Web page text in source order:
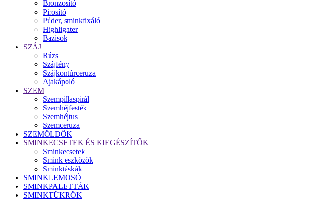
Bronzosító
Pirosító
Púder, sminkfixáló
Highlighter
Bázisok
SZÁJ
Rúzs
Szájfény
Szájkontúrceruza
Ajakápoló
SZEM
Szempillaspirál
Szemhéjfesték
Szemhéjtus
Szemceruza
SZEMÖLDÖK
SMINKECSETEK ÉS KIEGÉSZÍTŐK
Sminkecsetek
Smink eszközök
Sminktáskák
SMINKLEMOSÓ
SMINKPALETTÁK
SMINKTÜKRÖK